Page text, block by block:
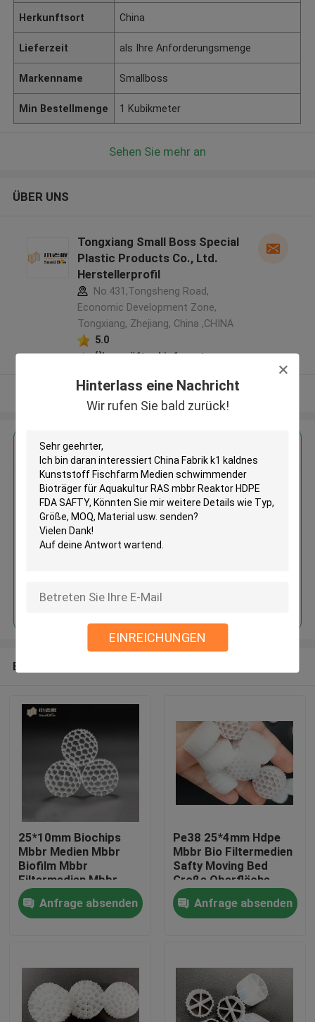
Hinterlass eine Nachricht
Wir rufen Sie bald zurück!
EINREICHUNGEN
Über uns
Herkunftsort China
Lieferzeit als Ihre Anforderungsmenge
Markenname Smallboss
Min Bestellmenge 1 Kubikmeter
Sehen Sie mehr an
ÜBER UNS
Tongxiang Small Boss Special
Plastic Products Co., Ltd.
Herstellerprofil
No.431,Tongsheng Road,
Economic Development Zone,
Tongxiang, Zhejiang, China ,CHINA
5.0
Überprüfter Lieferant
Sehen Sie mehr an
Erhalten Sie den besten Preis für
China Fabrik k1 kaldnes
Kunststoff Fischfarm Medien
schwimmender Bioträger für
Aquakultur RAS mbbr Reaktor
Fortsetzen
Empfohlene Produkte
25*10mm Biochips
Mbbr Medien Mbbr
Biofilm Mbbr
Filtermedien Mbbr
Technologie
Anfrage absenden
Pe38 25*4mm Hdpe
Mbbr Bio Filtermedien
Safty Moving Bed
Große Oberfläche
Anfrage absenden